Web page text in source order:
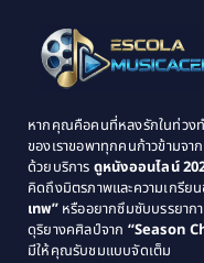
1995
1993
1989
1987
1985
1983
หากคุณคือคนที่หลงรักในท่วงท
ของเราขอพาทุกคนก้าวข้ามจ
ด้วยบริการ ดูหนังออนไลน์
คิดถึงมิตรภาพและความเกรีย
เทพ”หรืออยากซึมซับบรรยาก
ดุริยางคศิลป์จาก “Season
มีให้คุณรับชมแบบจัดเต็ม